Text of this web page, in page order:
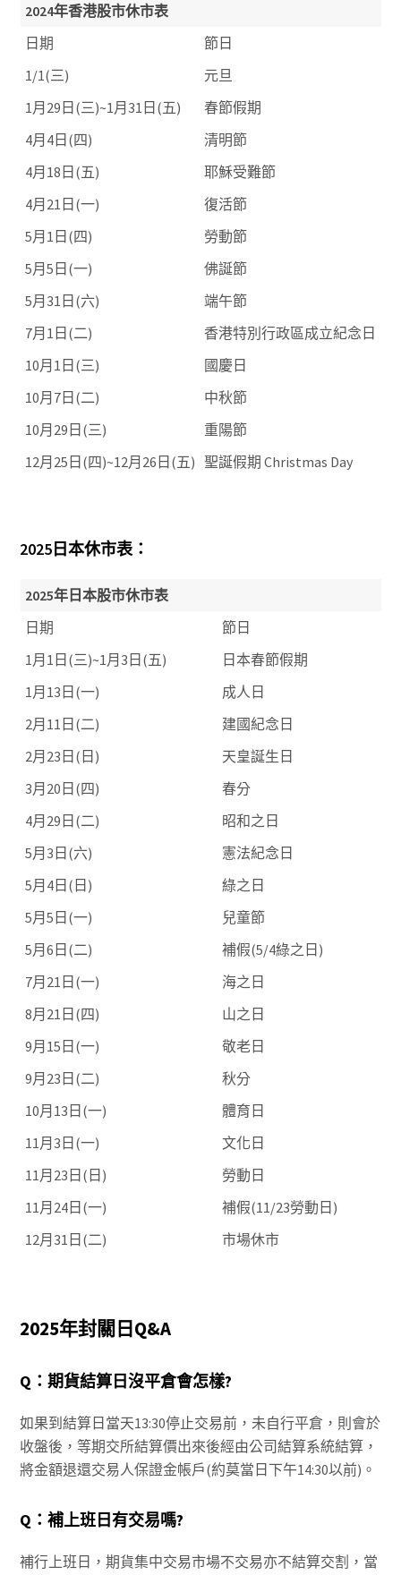
2024年香港股市休市表
日期
節日
1/1(三)
元旦
1月29日(三)~1月31日(五)
春節假期
4月4日(四)
清明節
4月18日(五)
耶穌受難節
4月21日(一)
復活節
5月1日(四)
勞動節
5月5日(一)
佛誕節
5月31日(六)
端午節
7月1日(二)
香港特別行政區成立紀念日
10月1日(三)
國慶日
10月7日(二)
中秋節
10月29日(三)
重陽節
12月25日(四)~12月26日(五) 聖誕假期 Christmas Day
2025日本休市表：
2025年日本股市休市表
日期
節日
1月1日(三)~1月3日(五)
日本春節假期
1月13日(一)
成人日
2月11日(二)
建國紀念日
2月23日(日)
天皇誕生日
3月20日(四)
春分
4月29日(二)
昭和之日
5月3日(六)
憲法紀念日
5月4日(日)
綠之日
5月5日(一)
兒童節
5月6日(二)
補假(5/4綠之日)
7月21日(一)
海之日
8月21日(四)
山之日
9月15日(一)
敬老日
9月23日(二)
秋分
10月13日(一)
體育日
11月3日(一)
文化日
11月23日(日)
勞動日
11月24日(一)
補假(11/23勞動日)
12月31日(二)
市場休市
2025年封關日Q&A
Q：期貨結算日沒平倉會怎樣?
如果到結算日當天13:30停止交易前，未自行平倉，則會於
收盤後，等期交所結算價出來後經由公司結算系統結算，
將金額退還交易人保證金帳戶(約莫當日下午14:30以前)。
Q：補上班日有交易嗎?
補行上班日，期貨集中交易市場不交易亦不結算交割，當